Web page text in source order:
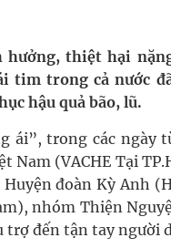
toàn quốc
nóng, nhiệt độ cao nhất
định kỳ, khám sàng lọc
mông cực hiệu quả
hưởng, thiệt hại
tim trong cả nước
hậu quả bão, lũ.
trong các ngày
Nam (VACHE Tại
đoàn Kỳ Anh
nhóm Thiện
trợ đến tận tay người